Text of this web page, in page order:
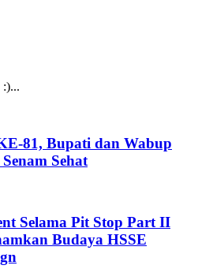
:)...
81, Bupati dan Wabup
Sehat
Selama Pit Stop Part II
Budaya HSSE